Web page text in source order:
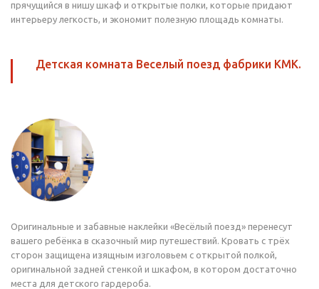
прячущийся в нишу шкаф и открытые полки, которые придают
интерьеру легкость, и экономит полезную площадь комнаты.
Детская комната Веселый поезд фабрики КМК.
Оригинальные и забавные наклейки «Весёлый поезд» перенесут
вашего ребёнка в сказочный мир путешествий. Кровать с трёх
сторон защищена изящным изголовьем с открытой полкой,
оригинальной задней стенкой и шкафом, в котором достаточно
места для детского гардероба.